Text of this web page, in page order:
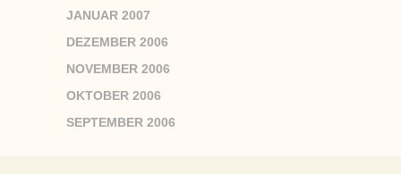
JANUAR 2007
DEZEMBER 2006
NOVEMBER 2006
OKTOBER 2006
SEPTEMBER 2006